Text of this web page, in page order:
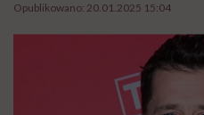
Opublikowano: 20.01.2025 15:04